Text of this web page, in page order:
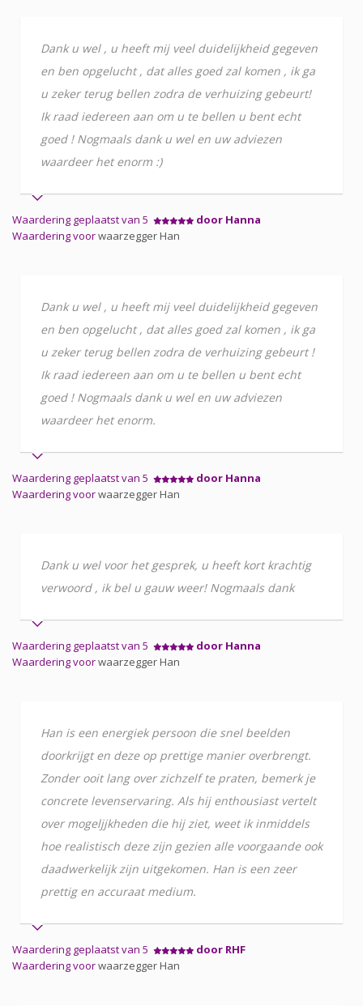
Dank u wel , u heeft mij veel duidelijkheid gegeven
en ben opgelucht , dat alles goed zal komen , ik ga
u zeker terug bellen zodra de verhuizing gebeurt!
Ik raad iedereen aan om u te bellen u bent echt
goed ! Nogmaals dank u wel en uw adviezen
waardeer het enorm :)
Waardering geplaatst van 5
door Hanna
Waardering voorwaarzegger Han
Dank u wel , u heeft mij veel duidelijkheid gegeven
en ben opgelucht , dat alles goed zal komen , ik ga
u zeker terug bellen zodra de verhuizing gebeurt !
Ik raad iedereen aan om u te bellen u bent echt
goed ! Nogmaals dank u wel en uw adviezen
waardeer het enorm.
Waardering geplaatst van 5
door Hanna
Waardering voorwaarzegger Han
Dank u wel voor het gesprek, u heeft kort krachtig
verwoord , ik bel u gauw weer! Nogmaals dank
Waardering geplaatst van 5
door Hanna
Waardering voorwaarzegger Han
Han is een energiek persoon die snel beelden
doorkrijgt en deze op prettige manier overbrengt.
Zonder ooit lang over zichzelf te praten, bemerk je
concrete levenservaring. Als hij enthousiast vertelt
over mogeljjkheden die hij ziet, weet ik inmiddels
hoe realistisch deze zijn gezien alle voorgaande ook
daadwerkelijk zijn uitgekomen. Han is een zeer
prettig en accuraat medium.
Waardering geplaatst van 5
door RHF
Waardering voorwaarzegger Han